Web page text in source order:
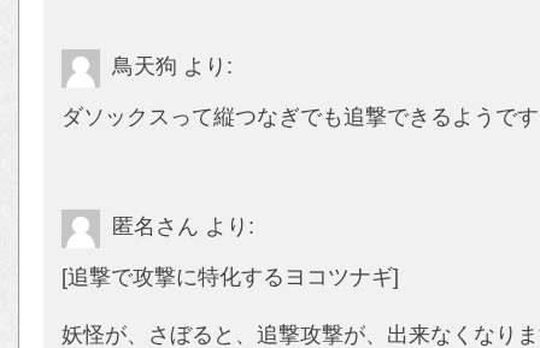
鳥天狗 より:
ダソックスって縦つなぎでも追撃できるようで
匿名さん より:
[追撃で攻撃に特化するヨコツナギ]
妖怪が、さぼると、追撃攻撃が、出来なくなり